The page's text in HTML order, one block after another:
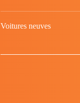
Voitures neuves